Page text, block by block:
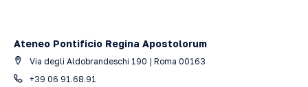
Ateneo Pontificio Regina Apostolorum
Via degli Aldobrandeschi 190 | Roma 00163
+39 06 91.68.91